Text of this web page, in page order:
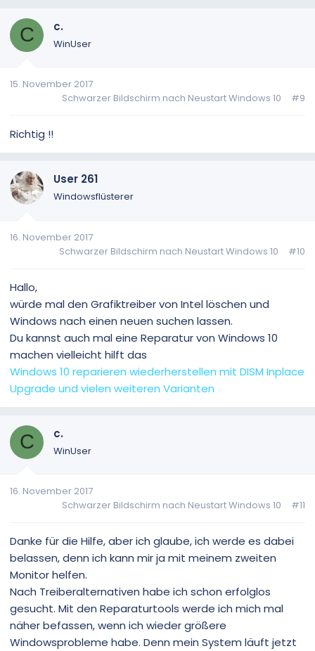
C c.
WinUser
15. November 2017
Schwarzer Bildschirm nach Neustart Windows 10
#9
Richtig !!
User 261
Windowsflüsterer
16. November 2017
Schwarzer Bildschirm nach Neustart Windows 10
#10
Hallo,
würde mal den Grafiktreiber von Intel löschen und
Windows nach einen neuen suchen lassen.
Du kannst auch mal eine Reparatur von Windows 10
machen vielleicht hilft das
Windows 10 reparieren wiederherstellen mit DISM Inplace
Upgrade und vielen weiteren Varianten
C c.
WinUser
16. November 2017
Schwarzer Bildschirm nach Neustart Windows 10
#11
Danke für die Hilfe, aber ich glaube, ich werde es dabei
belassen, denn ich kann mir ja mit meinem zweiten
Monitor helfen.
Nach Treiberalternativen habe ich schon erfolglos
gesucht. Mit den Reparaturtools werde ich mich mal
näher befassen, wenn ich wieder größere
Windowsprobleme habe. Denn mein System läuft jetzt